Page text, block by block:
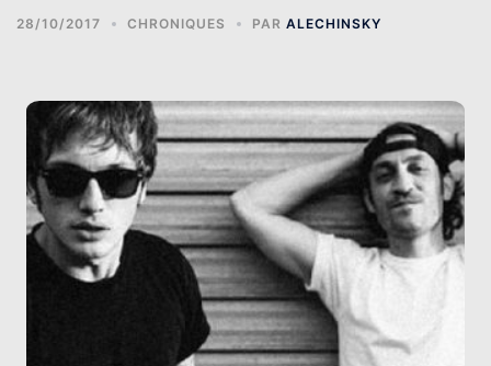
28/10/2017 CHRONIQUES PAR ALECHINSKY